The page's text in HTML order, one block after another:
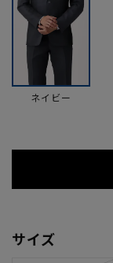
ネイビー
サイズ